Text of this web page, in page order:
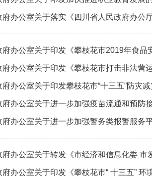
办公室关于落实《四川省人民政府办公
办公室关于印发《攀枝花市2019年食品
办公室关于印发《攀枝花市打击非法营
办公室关于印发攀枝花市“十三五”防灾
办公室关于进一步加强疫苗流通和预防
办公室关于进一步加强警务类报警服务
办公室关于转发《市经济和信息化委
办公室关于印发《攀枝花市“ 十三五” 环